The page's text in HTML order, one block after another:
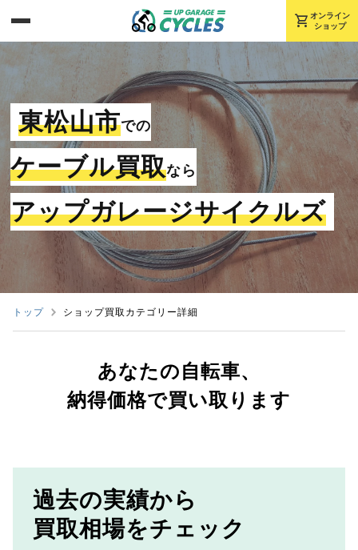
shopping_cart オンライン
ショップ
東松山市での
ケーブル買取なら
アップガレージサイクルズ
トップ ショップ買取カテゴリー詳細
あなたの自転車、
納得価格で買い取ります
過去の実績から
買取相場をチェック